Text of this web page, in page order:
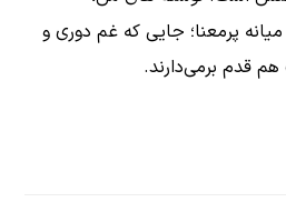
پرمعنا؛ جایی که غم دوری و
قدم برمی‌دارند.